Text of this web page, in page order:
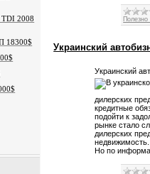
TDI 2008
18300$
Полезно
Украинский
Украинский
дилерских
кредитные
подойти к
рынке стало
дилерских
недвижимость.
Но по